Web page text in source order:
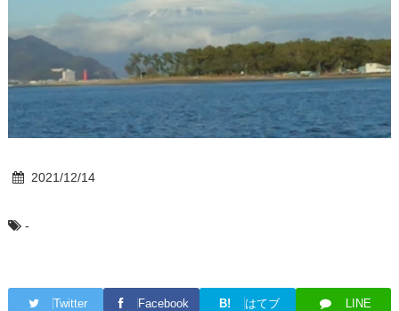
2021/12/14
-
Twitter Facebook B! はてブ LINE